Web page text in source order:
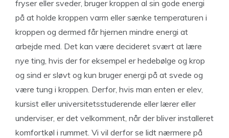
fryser eller sveder, bruger kroppen al sin gode energi
på at holde kroppen varm eller sænke temperaturen i
kroppen og dermed får hjernen mindre energi at
arbejde med. Det kan være decideret svært at lære
nye ting, hvis der for eksempel er hedebølge og krop
og sind er sløvt og kun bruger energi på at svede og
være tung i kroppen. Derfor, hvis man enten er elev,
kursist eller universitetsstuderende eller lærer eller
underviser, er det velkomment, når der bliver installeret
komfortkøl i rummet. Vi vil derfor se lidt nærmere på